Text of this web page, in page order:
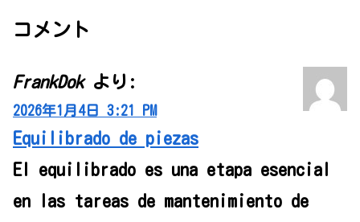
コメント
FrankDok より:
2026年1月4日 3:21 PM
Equilibrado de piezas
El equilibrado es una etapa esencial
en las tareas de mantenimiento de